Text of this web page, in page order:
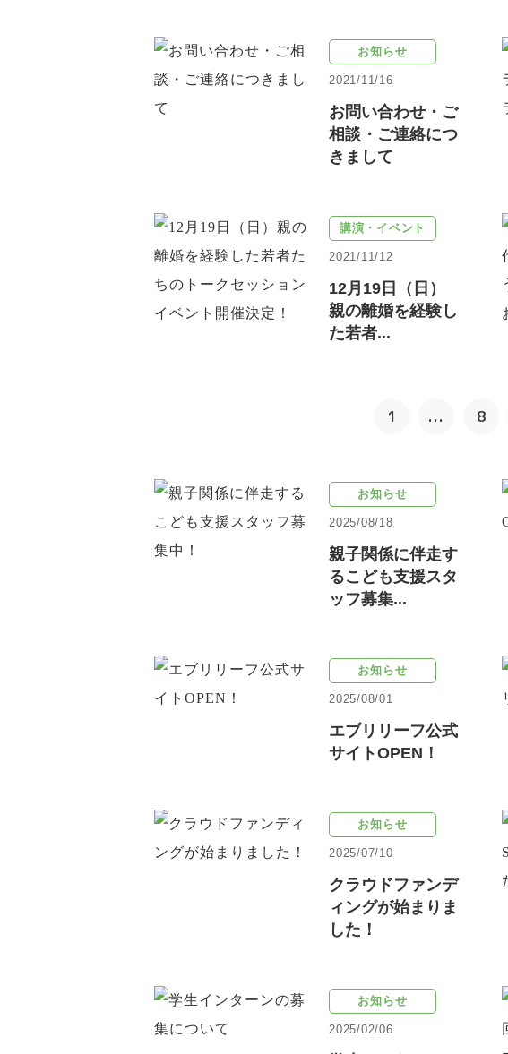
お知らせ
2021/11/16
お問い合わせ・ご
相談・ご連絡につ
きまして
講演・イベント
2021/11/12
12月19日（日）
親の離婚を経験し
た若者...
1 ... 8
お知らせ
2025/08/18
親子関係に伴走す
るこども支援スタ
ッフ募集...
お知らせ
2025/08/01
エブリリーフ公式
サイトOPEN！
お知らせ
2025/07/10
クラウドファンデ
ィングが始まりま
した！
お知らせ
2025/02/06